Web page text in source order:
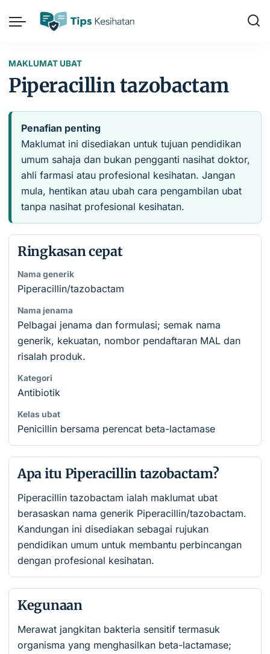
MAKLUMAT UBAT
Piperacillin tazobactam
Penafian penting
Maklumat ini disediakan untuk tujuan pendidikan
umum sahaja dan bukan pengganti nasihat doktor,
ahli farmasi atau profesional kesihatan. Jangan
mula, hentikan atau ubah cara pengambilan ubat
tanpa nasihat profesional kesihatan.
Ringkasan cepat
Nama generik
Piperacillin/tazobactam
Nama jenama
Pelbagai jenama dan formulasi; semak nama
generik, kekuatan, nombor pendaftaran MAL dan
risalah produk.
Kategori
Antibiotik
Kelas ubat
Penicillin bersama perencat beta-lactamase
Apa itu Piperacillin tazobactam?
Piperacillin tazobactam ialah maklumat ubat
berasaskan nama generik Piperacillin/tazobactam.
Kandungan ini disediakan sebagai rujukan
pendidikan umum untuk membantu perbincangan
dengan profesional kesihatan.
Kegunaan
Merawat jangkitan bakteria sensitif termasuk
organisma yang menghasilkan beta-lactamase;